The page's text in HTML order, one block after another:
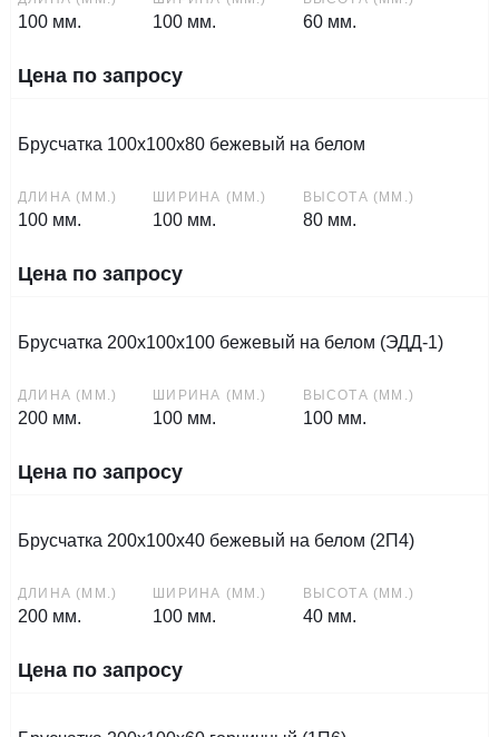
100 мм. 100 мм. 60 мм.
Цена по запросу
Брусчатка 100х100х80 бежевый на белом
ДЛИНА (ММ.)
100 мм.
ШИРИНА (ММ.)
100 мм.
ВЫСОТА (ММ.)
80 мм.
Цена по запросу
Брусчатка 200х100х100 бежевый на белом (ЭДД-1)
ДЛИНА (ММ.)
200 мм.
ШИРИНА (ММ.)
100 мм.
ВЫСОТА (ММ.)
100 мм.
Цена по запросу
Брусчатка 200х100х40 бежевый на белом (2П4)
ДЛИНА (ММ.)
200 мм.
ШИРИНА (ММ.)
100 мм.
ВЫСОТА (ММ.)
40 мм.
Цена по запросу